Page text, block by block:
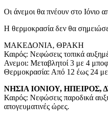
Οι άνεμοι θα πνέουν στο Ιόνιο
Η θερμοκρασία δεν θα
ΜΑΚΕΔΟΝΙΑ, ΘΡΑΚΗ
Καιρός: Νεφώσεις τοπικά
Ανεμοι: Μεταβλητοί 3 με 4
Θερμοκρασία: Από 12 έως 24
ΝΗΣΙΑ ΙΟΝΙΟΥ,
Καιρός: Νεφώσεις παροδικά
απογευματινές ώρες.